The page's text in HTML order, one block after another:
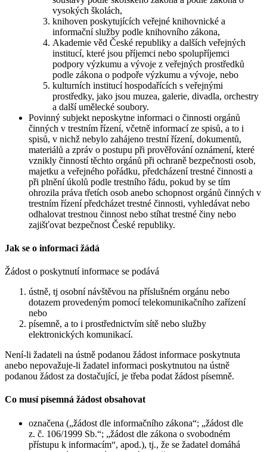
vysokých školách,
knihoven poskytujících veřejné knihovnické a
informační služby podle knihovního zákona,
Akademie věd České republiky a dalších veřejných
institucí, které jsou příjemci nebo spolupříjemci
podpory výzkumu a vývoje z veřejných prostředků
podle zákona o podpoře výzkumu a vývoje, nebo
kulturních institucí hospodařících s veřejnými
prostředky, jako jsou muzea, galerie, divadla, orchestry
a další umělecké soubory.
Povinný subjekt neposkytne informaci o činnosti orgánů
činných v trestním řízení, včetně informací ze spisů, a to i
spisů, v nichž nebylo zahájeno trestní řízení, dokumentů,
materiálů a zpráv o postupu při prověřování oznámení, které
vznikly činností těchto orgánů při ochraně bezpečnosti osob,
majetku a veřejného pořádku, předcházení trestné činnosti a
při plnění úkolů podle trestního řádu, pokud by se tím
ohrozila práva třetích osob anebo schopnost orgánů činných v
trestním řízení předcházet trestné činnosti, vyhledávat nebo
odhalovat trestnou činnost nebo stíhat trestné činy nebo
zajišťovat bezpečnost České republiky.
Jak se o informaci žádá
Žádost o poskytnutí informace se podává
ústně, tj osobní návštěvou na příslušném orgánu nebo
dotazem provedeným pomocí telekomunikačního zařízení
nebo
písemně, a to i prostřednictvím sítě nebo služby
elektronických komunikací.
Není-li žadateli na ústně podanou žádost informace poskytnuta
anebo nepovažuje-li žadatel informaci poskytnutou na ústně
podanou žádost za dostačující, je třeba podat žádost písemně.
Co musí písemná žádost obsahovat
označena („žádost dle informačního zákona“; „žádost dle
z. č. 106/1999 Sb.“; „žádost dle zákona o svobodném
přístupu k informacím“, apod.), tj., že se žadatel domáhá